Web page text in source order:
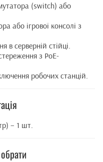
(switch) або
або ігрової консолі з
в серверній стійці.
з PoE-
робочих станцій.
– 1 шт.